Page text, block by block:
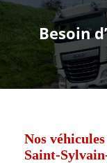
Besoin
Nos
Saint-